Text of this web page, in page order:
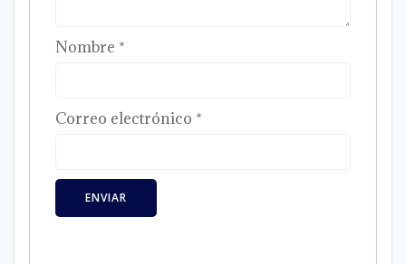
Nombre *
Correo electrónico *